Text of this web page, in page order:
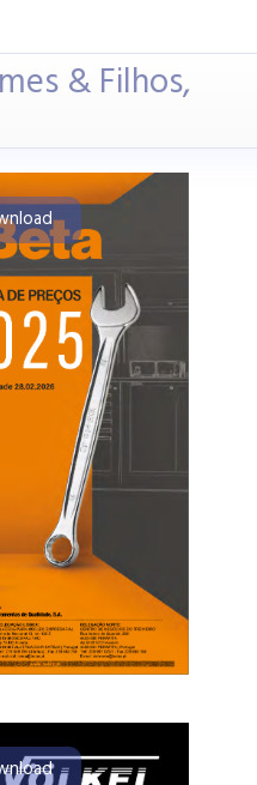
& Filhos,